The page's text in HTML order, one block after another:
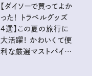
【ダイソーで買ってよか
った！ トラベルグッズ
4選】この夏の旅行に
大活躍！ かわいくて便
利な厳選マストバイア